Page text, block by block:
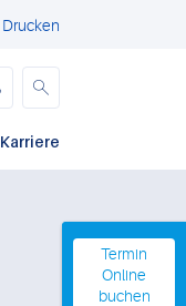
Termin
Online
buchen
Termin
Online
buchen
Drucken
Karriere